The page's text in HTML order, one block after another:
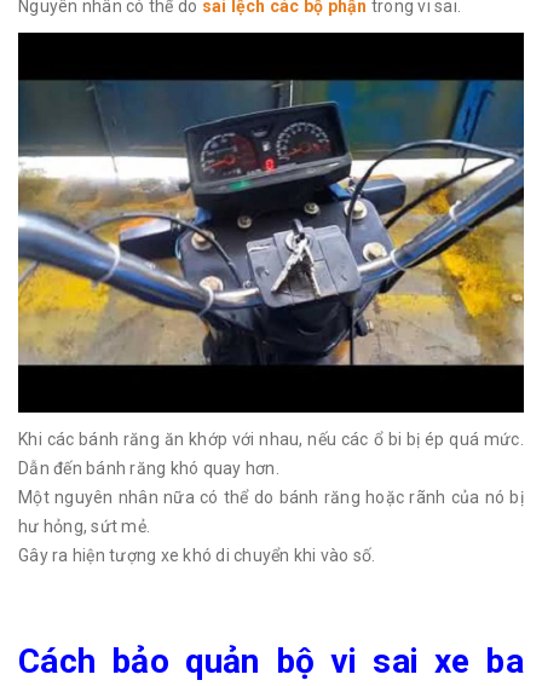
Nguyên nhân có thể do sai lệch các bộ phận trong vi sai.
Khi các bánh răng ăn khớp với nhau, nếu các ổ bi bị ép quá mức.
Dẫn đến bánh răng khó quay hơn.
Một nguyên nhân nữa có thể do bánh răng hoặc rãnh của nó bị
hư hỏng, sứt mẻ.
Gây ra hiện tượng xe khó di chuyển khi vào số.
Cách bảo quản bộ vi sai xe ba